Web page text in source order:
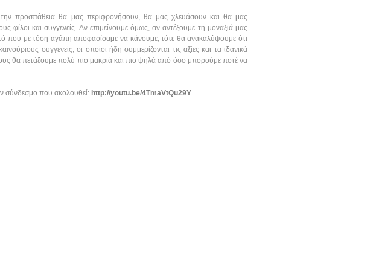
προσπάθεια θα μας περιφρονήσουν, θα μας χλευάσουν και θα μας
φίλοι και συγγενείς. Αν επιμείνουμε όμως, αν αντέξουμε τη μοναξιά μας
που με τόση αγάπη αποφασίσαμε να κάνουμε, τότε θα ανακαλύψουμε ότι
συγγενείς, οι οποίοι ήδη συμμερίζονται τις αξίες και τα ιδανικά
τους θα πετάξουμε πολύ πιο μακριά και πιο ψηλά από όσο μπορούμε ποτέ να
σύνδεσμο που ακολουθεί: http://youtu.be/4TmaVtQu29Y